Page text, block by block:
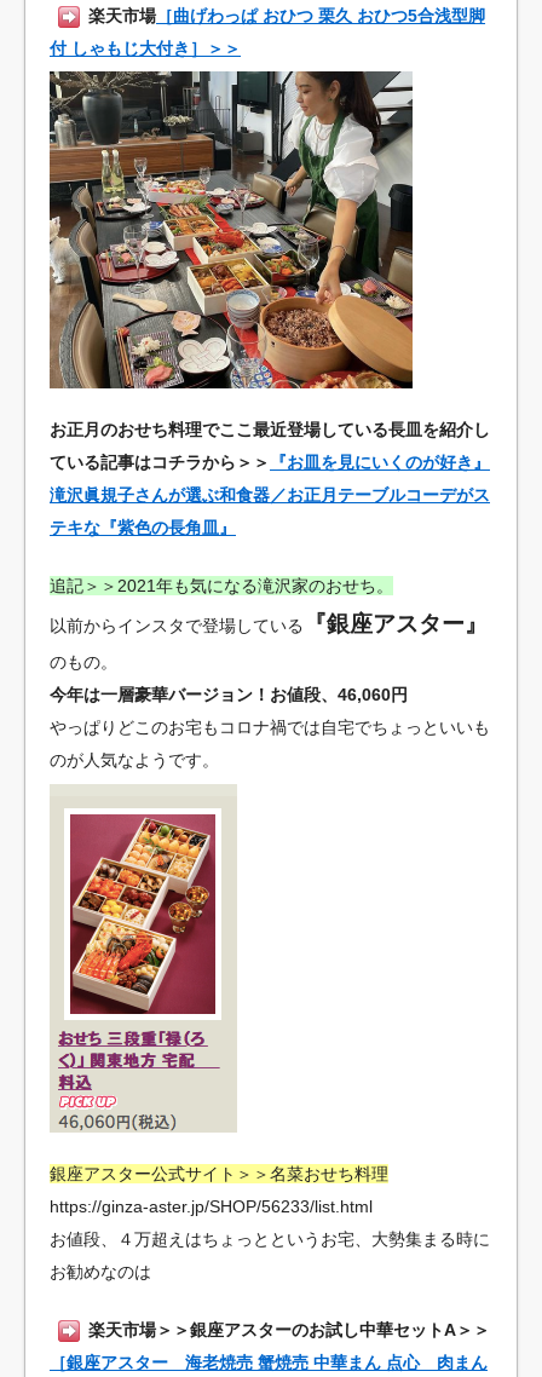
楽天市場［曲げわっぱ おひつ 栗久 おひつ5合浅型脚
付 しゃもじ大付き］＞＞
お正月のおせち料理でここ最近登場している長皿を紹介し
ている記事はコチラから＞＞
『お皿を見にいくのが好き』
滝沢眞規子さんが選ぶ和食器／お正月テーブルコーデがス
テキな『紫色の長角皿』
追記＞＞2021年も気になる滝沢家のおせち。
以前からインスタで登場している 『銀座アスター』
のもの。
今年は一層豪華バージョン！お値段、46,060円
やっぱりどこのお宅もコロナ禍では自宅でちょっといいも
のが人気なようです。
銀座アスター公式サイト＞＞名菜おせち料理
https://ginza-aster.jp/SHOP/56233/list.html
お値段、４万超えはちょっとというお宅、大勢集まる時に
お勧めなのは
楽天市場＞＞銀座アスターのお試し中華セットA＞＞
［銀座アスター 海老焼売 蟹焼売 中華まん 点心 肉まん